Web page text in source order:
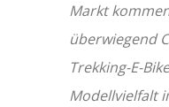
Markt
überwiegend
Trekking-E-
Modellvielfalt